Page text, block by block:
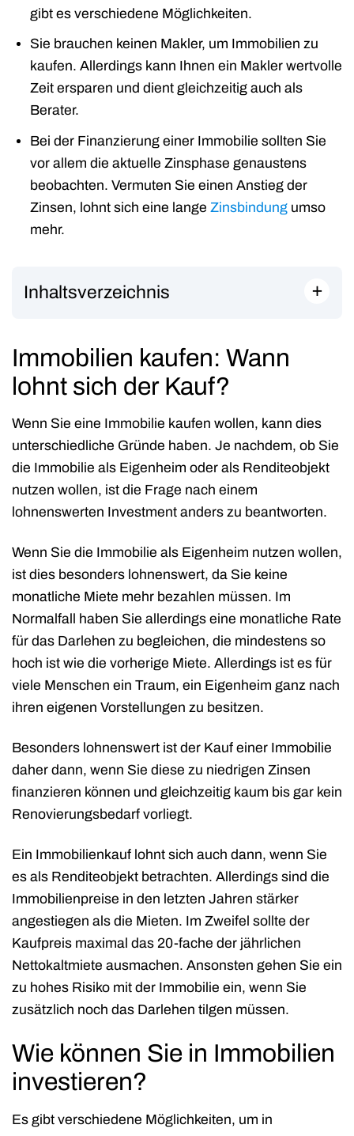
gibt es verschiedene Möglichkeiten.
Sie brauchen keinen Makler, um Immobilien zu
kaufen. Allerdings kann Ihnen ein Makler wertvolle
Zeit ersparen und dient gleichzeitig auch als
Berater.
Bei der Finanzierung einer Immobilie sollten Sie
vor allem die aktuelle Zinsphase genaustens
beobachten. Vermuten Sie einen Anstieg der
Zinsen, lohnt sich eine lange Zinsbindungumso
mehr.
Inhaltsverzeichnis +
Immobilien kaufen: Wann
lohnt sich der Kauf?
Wenn Sie eine Immobilie kaufen wollen, kann dies
unterschiedliche Gründe haben. Je nachdem, ob Sie
die Immobilie als Eigenheim oder als Renditeobjekt
nutzen wollen, ist die Frage nach einem
lohnenswerten Investment anders zu beantworten.
Wenn Sie die Immobilie als Eigenheim nutzen wollen,
ist dies besonders lohnenswert, da Sie keine
monatliche Miete mehr bezahlen müssen. Im
Normalfall haben Sie allerdings eine monatliche Rate
für das Darlehen zu begleichen, die mindestens so
hoch ist wie die vorherige Miete. Allerdings ist es für
viele Menschen ein Traum, ein Eigenheim ganz nach
ihren eigenen Vorstellungen zu besitzen.
Besonders lohnenswert ist der Kauf einer Immobilie
daher dann, wenn Sie diese zu niedrigen Zinsen
finanzieren können und gleichzeitig kaum bis gar kein
Renovierungsbedarf vorliegt.
Ein Immobilienkauf lohnt sich auch dann, wenn Sie
es als Renditeobjekt betrachten. Allerdings sind die
Immobilienpreise in den letzten Jahren stärker
angestiegen als die Mieten. Im Zweifel sollte der
Kaufpreis maximal das 20-fache der jährlichen
Nettokaltmiete ausmachen. Ansonsten gehen Sie ein
zu hohes Risiko mit der Immobilie ein, wenn Sie
zusätzlich noch das Darlehen tilgen müssen.
Wie können Sie in Immobilien
investieren?
Es gibt verschiedene Möglichkeiten, um in